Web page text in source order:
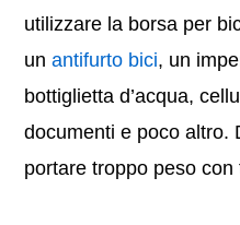
utilizzare la borsa per
unantifurto bici, un
bottiglietta d’acqua,
documenti e poco altro.
portare troppo peso con